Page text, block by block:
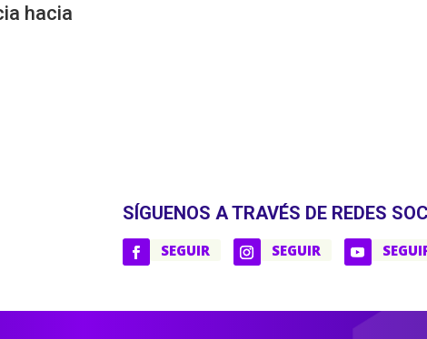
hacia
SÍGUENOS A TRAVÉS DE REDES
SEGUIR SEGUIR